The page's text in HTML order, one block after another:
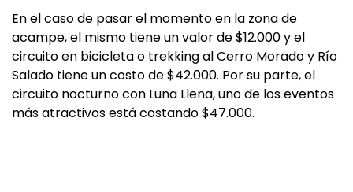
En el caso de pasar el momento en la zona de
acampe, el mismo tiene un valor de $12.000 y el
circuito en bicicleta o trekking al Cerro Morado y Río
Salado tiene un costo de $42.000. Por su parte, el
circuito nocturno con Luna Llena, uno de los eventos
más atractivos está costando $47.000.